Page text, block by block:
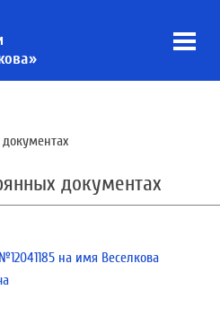
документах
на имя Веселкова